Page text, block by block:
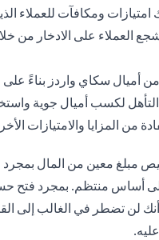
امتيازات ومكافآت
العملاء على الادخار من
أميال سكاي واردز بناءً
من المزايا والامتيازات
مبلغ معين من المال بمجرد
على أساس منتظم. بمجرد فتح
أنك لن تضطر في الغالب